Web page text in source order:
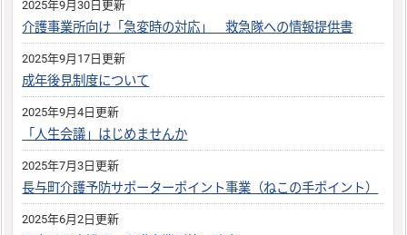
2025年9月30日更新
介護事業所向け「急変時の対応」 救急隊への情報提供書
2025年9月17日更新
成年後見制度について
2025年9月4日更新
「人生会議」はじめませんか
2025年7月3日更新
長与町介護予防サポーターポイント事業（ねこの手ポイント）
2025年6月2日更新